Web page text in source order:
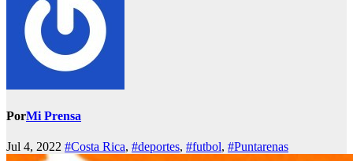
PorMi Prensa
Jul 4, 2022 #Costa Rica, #deportes, #futbol, #Puntarenas